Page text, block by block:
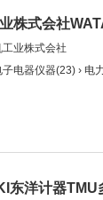
株式会社
业株式会社
子电器仪器(23) › 电
东洋计器TMU